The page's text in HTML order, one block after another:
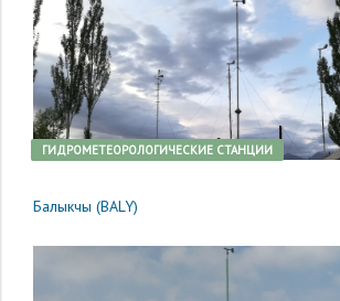
ГИДРОМЕТЕОРОЛОГИЧЕСКИЕ СТАНЦИИ
Балыкчы (BALY)